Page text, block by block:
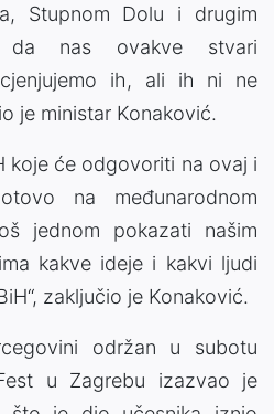
Stupnom Dolu i drugim
da nas ovakve stvari
ih, ali ih ni ne
je ministar Konaković.
koje će odgovoriti na ovaj i
na međunarodnom
jednom pokazati našim
kakve ideje i kakvi ljudi
zaključio je Konaković.
održan u subotu
u Zagrebu izazvao je